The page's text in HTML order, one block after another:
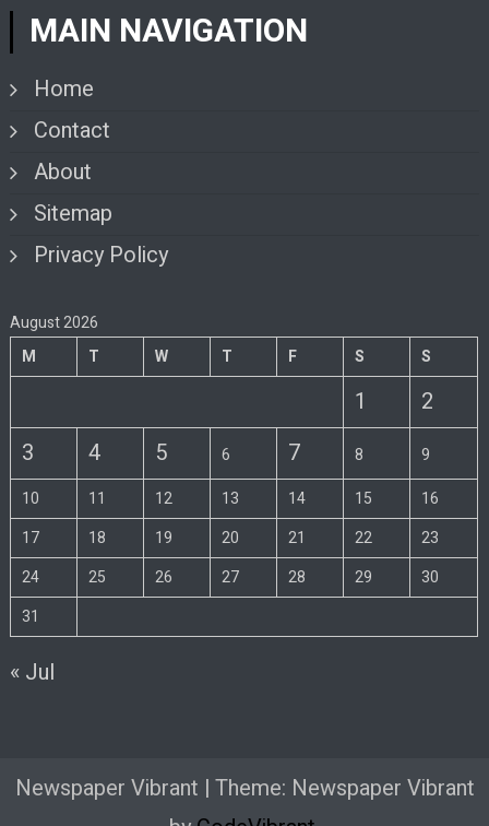
MAIN NAVIGATION
Home
Contact
About
Sitemap
Privacy Policy
August 2026
M
T W T F S S
1
2
3
4 5 6 7 8
9
10
11 12 13 14 15
16
17
18 19 20 21 22
23
24
25 26 27 28 29
30
31
« Jul
Newspaper Vibrant | Theme: Newspaper Vibrant